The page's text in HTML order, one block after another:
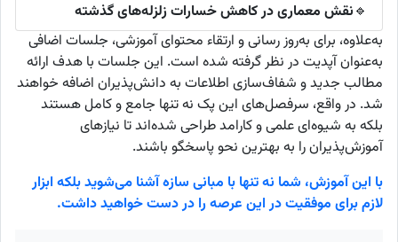
🔹نقش معماری در کاهش خسارات زلزله‌های گذشته
به‌علاوه، برای به‌روز رسانی و ارتقاء محتوای آموزشی، جلسات اضافی
به‌عنوان آپدیت در نظر گرفته شده است. این جلسات با هدف ارائه
مطالب جدید و شفاف‌سازی اطلاعات به دانش‌‌پذیران اضافه خواهند
شد. در واقع، سرفصل‌های این پک نه تنها جامع و کامل هستند
بلکه به شیوه‌ای علمی و کارامد طراحی شده‌اند تا نیازهای
آموزش‌پذیران را به بهترین نحو پاسخگو باشند.
با این آموزش، شما نه تنها با مبانی سازه آشنا می‌شوید بلکه ابزار
لازم برای موفقیت در این عرصه را در دست خواهید داشت.